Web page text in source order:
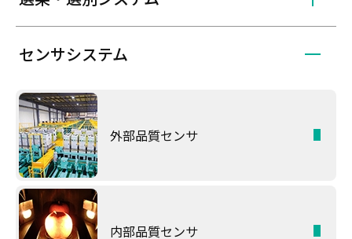
センサシステム
外部品質センサ
内部品質センサ